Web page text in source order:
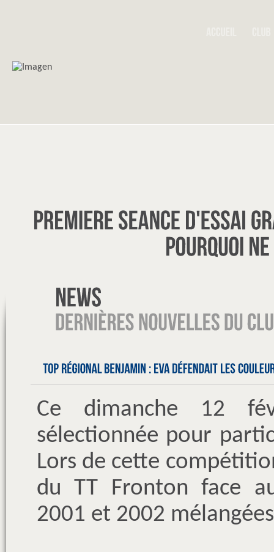
Ce dimanche 12
sélectionnée pour
Lors de cette
du TT Fronton face
2001 et 2002